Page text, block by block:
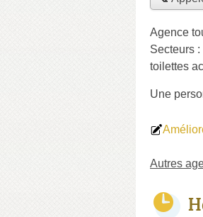
Agence
Secteurs :
toilettes
Une
Autres